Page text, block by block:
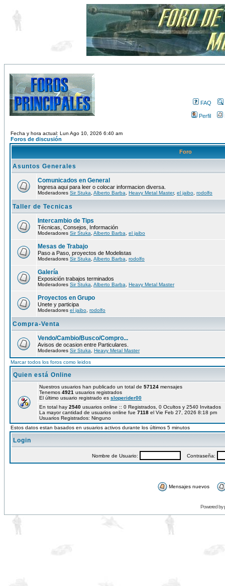
FAQ
Perfil
Fecha y hora actual: Lun Ago 10, 2026 6:40 am
Foros de discusión
Foro
Asuntos Generales
Comunicados en General
Ingresa aqui para leer o colocar informacion diversa.
Moderadores Sir Stuka Alberto Barba Heavy Metal Master, el jaibo rodolfo
Taller de Tecnicas
Intercambio de Tips
Técnicas, Consejos, Información
Moderadores Sir Stuka Alberto Barba el jaibo
Mesas de Trabajo
Paso a Paso, proyectos de Modelistas
Moderadores Sir Stuka Alberto Barba rodolfo
Galería
Exposición trabajos terminados
Moderadores Sir Stuka Alberto Barba Heavy Metal Master
Proyectos en Grupo
Unete y participa
Moderadores el jaibo rodolfo
Compra-Venta
Vendo/Cambio/Busco/Compro...
Avisos de ocasion entre Particulares.
Moderadores Sir Stuka Heavy Metal Master
Marcar todos los foros como leidos
Quien está Online
Nuestros usuarios han publicado un total de 57124 mensajes
Tenemos 4921 usuarios registrados
El último usuario registrado es sloperider00
En total hay 2540 usuarios online :: 0 Registrados, 0 Ocultos y 2540
La mayor cantidad de usuarios online fue 7118 el Vie Feb 27, 2026 8:18 pm
Usuarios Registrados: Ninguno
Estos datos estan basados en usuarios activos durante los últimos 5 minutos
Login
Nombre de Usuario: Contraseña:
Mensajes nuevos
Powered by